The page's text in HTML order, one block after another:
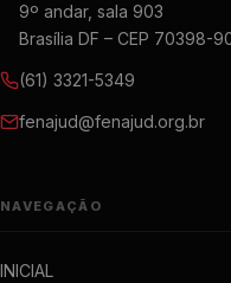
9º andar, sala 903
Brasília DF – CEP 70398-
(61) 3321-5349
fenajud@fenajud.org.br
NAVEGAÇÃO
INICIAL